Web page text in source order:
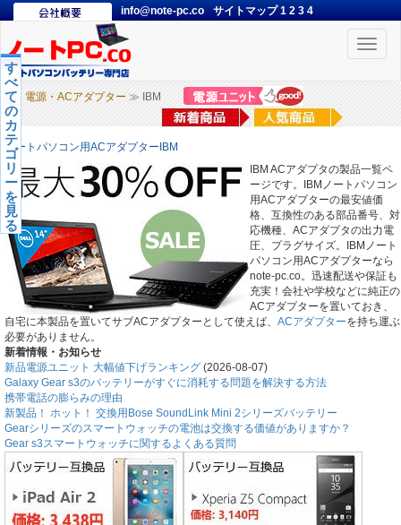
info@note-pc.co サイトマップ1 2 3 4
Toggle
電源・ACアダプター ≫ IBM
す
べ
て
の
カ
テ
ゴ
リ
ー
を
見
る
ノートパソコン用ACアダプターIBM
IBM ACアダプタの製品一覧ペ
ージです。IBMノートパソコン
用ACアダプターの最安値価
格、互換性のある部品番号、対
応機種、ACアダプタの出力電
圧、プラグサイズ。IBMノート
パソコン用ACアダプターなら
note-pc.co。迅速配送や保証も
充実！会社や学校などに純正の
ACアダプターを置いておき、
自宅に本製品を置いてサブACアダプターとして使えば、 ACアダプターを持ち運ぶ
必要がありません。
新着情報・お知らせ
新品電源ユニット 大幅値下げランキング (2026-08-07)
Galaxy Gear s3のバッテリーがすぐに消耗する問題を解決する方法
携帯電話の膨らみの理由
新製品！ ホット！ 交換用Bose SoundLink Mini 2シリーズバッテリー
Gearシリーズのスマートウォッチの電池は交換する価値がありますか？
Gear s3スマートウォッチに関するよくある質問